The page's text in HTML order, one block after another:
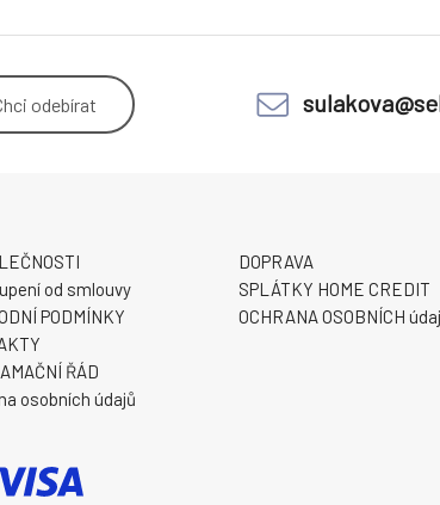
odebírat
od smlouvy
PODMÍNKY
ŘÁD
osobních údajů
DOPRAVA
SPLÁTKY HOME CREDIT
OCHRANA OSOBNÍCH